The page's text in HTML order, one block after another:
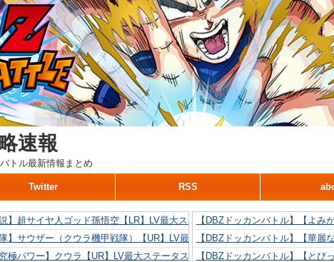
速報
トル最新情報まとめ
Twitter RSS
】超サイヤ人ゴッド孫悟空【LR】LV最大ステータスまとめ！
】サウザー（クウラ機甲戦隊）【UR】LV最大ステータスまとめ！
極パワー】クウラ【UR】LV最大ステータスまとめ！
【DBZドッカンバトル】【よみ
【DBZドッカンバトル】【華麗
【DBZドッカンバトル】【とび